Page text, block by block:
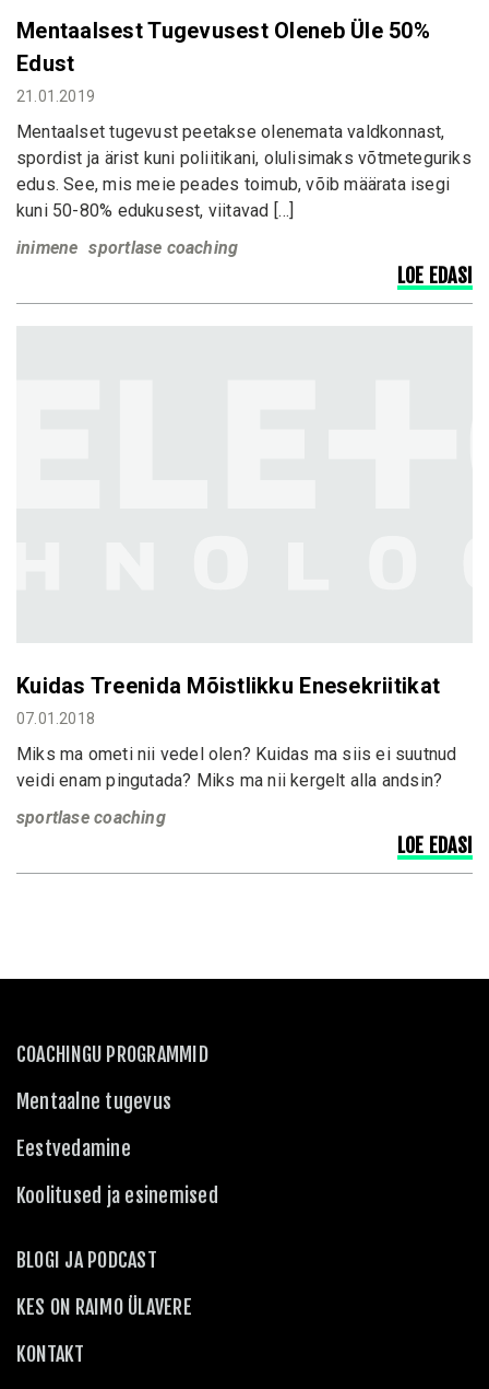
Mentaalsest Tugevusest Oleneb Üle 50%
Edust
21.01.2019
Mentaalset tugevust peetakse olenemata valdkonnast,
spordist ja ärist kuni poliitikani, olulisimaks võtmeteguriks
edus. See, mis meie peades toimub, võib määrata isegi
kuni 50-80% edukusest, viitavad […]
inimene sportlase coaching
LOE EDASI
Kuidas Treenida Mõistlikku Enesekriitikat
07.01.2018
Miks ma ometi nii vedel olen? Kuidas ma siis ei suutnud
veidi enam pingutada? Miks ma nii kergelt alla andsin?
sportlase coaching
LOE EDASI
COACHINGU PROGRAMMID
Mentaalne tugevus
Eestvedamine
Koolitused ja esinemised
BLOGI JA PODCAST
KES ON RAIMO ÜLAVERE
KONTAKT